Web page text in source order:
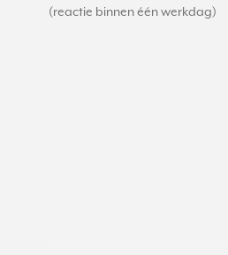
(reactie binnen één werkdag)